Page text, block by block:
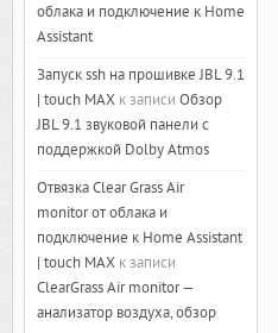
облака и подключение к Home
Assistant
Запуск ssh на прошивке JBL 9.1
| touch MAXк записи Обзор
JBL 9.1 звуковой панели с
поддержкой Dolby Atmos
Отвязка Clear Grass Air
monitor от облака и
подключение к Home Assistant
| touch MAXк записи
ClearGrass Air monitor —
анализатор воздуха, обзор